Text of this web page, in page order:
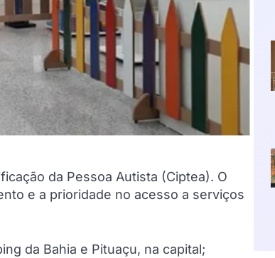
da Pessoa Autista (Ciptea). O
e a prioridade no acesso a serviços
da Bahia e Pituaçu, na capital;